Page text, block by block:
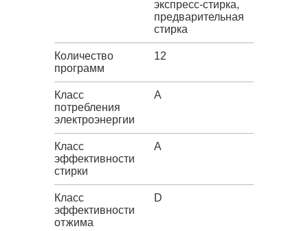
экспресс-стирка,
предварительная
стирка
Количество
программ
12
Класс
потребления
электроэнергии
A
Класс
эффективности
стирки
A
Класс
эффективности
отжима
D